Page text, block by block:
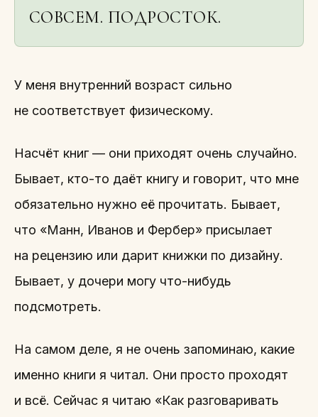
СОВСЕМ. ПОДРОСТОК.
У меня внутренний возраст сильно
не соответствует физическому.
Насчёт книг — они приходят очень случайно.
Бывает, кто-то даёт книгу и говорит, что мне
обязательно нужно её прочитать. Бывает,
что «Манн, Иванов и Фербер» присылает
на рецензию или дарит книжки по дизайну.
Бывает, у дочери могу что-нибудь
подсмотреть.
На самом деле, я не очень запоминаю, какие
именно книги я читал. Они просто проходят
и всё. Сейчас я читаю «Как разговаривать